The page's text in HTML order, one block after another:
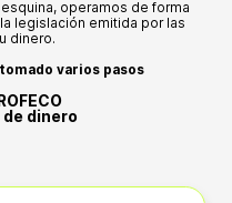
operamos de forma
legislación emitida por las
dinero.
varios pasos
en la Procuraduría Federal
dinero